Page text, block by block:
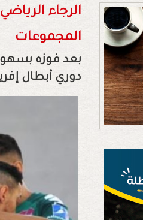
الرجاء
المجموعات
بعد فوزه
دوري أبطال